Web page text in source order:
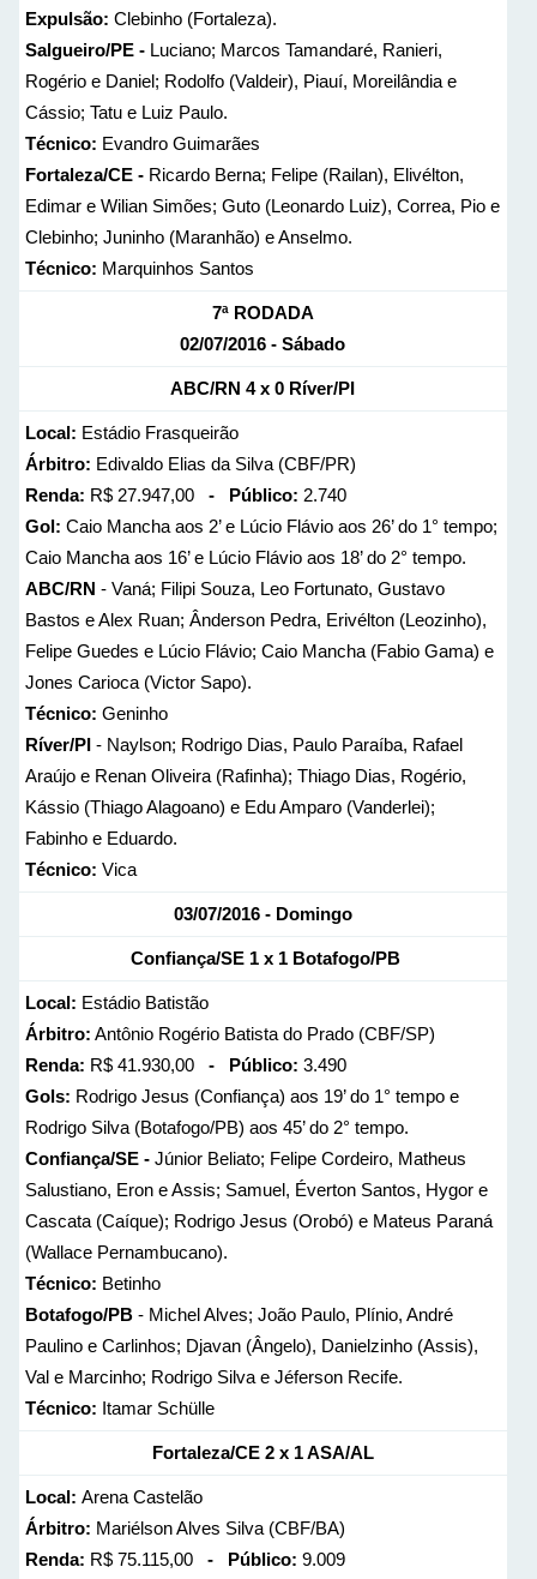
Expulsão: Clebinho (Fortaleza).
Salgueiro/PE -Luciano; Marcos Tamandaré, Ranieri,
Rogério e Daniel; Rodolfo (Valdeir), Piauí, Moreilândia e
Cássio; Tatu e Luiz Paulo.
Técnico: Evandro Guimarães
Fortaleza/CE -Ricardo Berna; Felipe (Railan), Elivélton,
Edimar e Wilian Simões; Guto (Leonardo Luiz), Correa, Pio e
Clebinho; Juninho (Maranhão) e Anselmo.
Técnico: Marquinhos Santos
7ª RODADA
02/07/2016 - Sábado
ABC/RN 4 x 0 Ríver/PI
Local: Estádio Frasqueirão
Árbitro: Edivaldo Elias da Silva (CBF/PR)
Renda: R$ 27.947,00 - Público: 2.740
Gol: Caio Mancha aos 2’ e Lúcio Flávio aos 26’ do 1° tempo;
Caio Mancha aos 16’ e Lúcio Flávio aos 18’ do 2° tempo.
ABC/RN - Vaná; Filipi Souza, Leo Fortunato, Gustavo
Bastos e Alex Ruan; Ânderson Pedra, Erivélton (Leozinho),
Felipe Guedes e Lúcio Flávio; Caio Mancha (Fabio Gama) e
Jones Carioca (Victor Sapo).
Técnico: Geninho
Ríver/PI- Naylson; Rodrigo Dias, Paulo Paraíba, Rafael
Araújo e Renan Oliveira (Rafinha); Thiago Dias, Rogério,
Kássio (Thiago Alagoano) e Edu Amparo (Vanderlei);
Fabinho e Eduardo.
Técnico: Vica
03/07/2016 - Domingo
Confiança/SE 1 x 1 Botafogo/PB
Local: Estádio Batistão
Árbitro: Antônio Rogério Batista do Prado (CBF/SP)
Renda: R$ 41.930,00 - Público: 3.490
Gols: Rodrigo Jesus (Confiança) aos 19’ do 1° tempo e
Rodrigo Silva (Botafogo/PB) aos 45’ do 2° tempo.
Confiança/SE - Júnior Beliato; Felipe Cordeiro, Matheus
Salustiano, Eron e Assis; Samuel, Éverton Santos, Hygor e
Cascata (Caíque); Rodrigo Jesus (Orobó) e Mateus Paraná
(Wallace Pernambucano).
Técnico: Betinho
Botafogo/PB- Michel Alves; João Paulo, Plínio, André
Paulino e Carlinhos; Djavan (Ângelo), Danielzinho (Assis),
Val e Marcinho; Rodrigo Silva e Jéferson Recife.
Técnico: Itamar Schülle
Fortaleza/CE 2 x 1 ASA/AL
Local: Arena Castelão
Árbitro: Mariélson Alves Silva (CBF/BA)
Renda: R$ 75.115,00 - Público: 9.009